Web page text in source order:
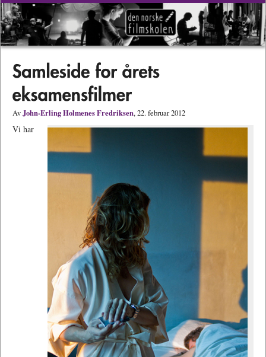
AvJohn-Erling Holmenes Fredriksen, 22. februar 2012
Vi har